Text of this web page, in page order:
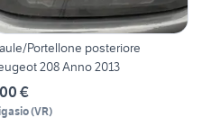
Portellone posteriore
208 Anno 2013
€
(VR)